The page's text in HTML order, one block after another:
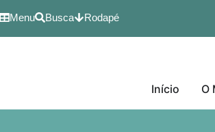
Menu Busca Rodapé
Início O